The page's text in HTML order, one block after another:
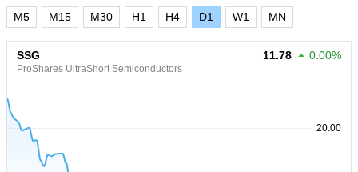
M5 M15 M30 H1 H4 D1 W1 MN
SSG
ProShares UltraShort Semiconductors
11.78 0.00%